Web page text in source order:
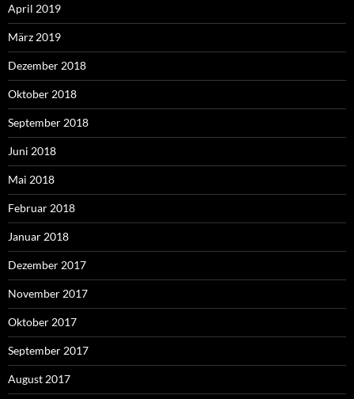
April 2019
März 2019
Dezember 2018
Oktober 2018
September 2018
Juni 2018
Mai 2018
Februar 2018
Januar 2018
Dezember 2017
November 2017
Oktober 2017
September 2017
August 2017